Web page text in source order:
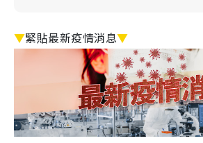
▼緊貼最新疫情消息▼